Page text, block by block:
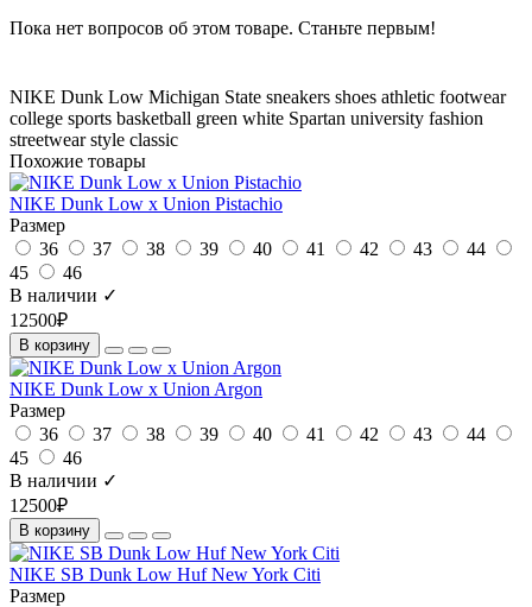
Пока нет вопросов об этом товаре. Станьте первым!
NIKE Dunk Low Michigan State sneakers shoes athletic footwear
college sports basketball green white Spartan university fashion
streetwear style classic
Похожие товары
NIKE Dunk Low x Union Pistachio
Размер
36
37 38 39 40 41 42 43
44
45
46
В наличии ✓
12500₽
В корзину
NIKE Dunk Low x Union Argon
Размер
36
37 38 39 40 41 42 43
44
45
46
В наличии ✓
12500₽
В корзину
NIKE SB Dunk Low Huf New York Citi
Размер